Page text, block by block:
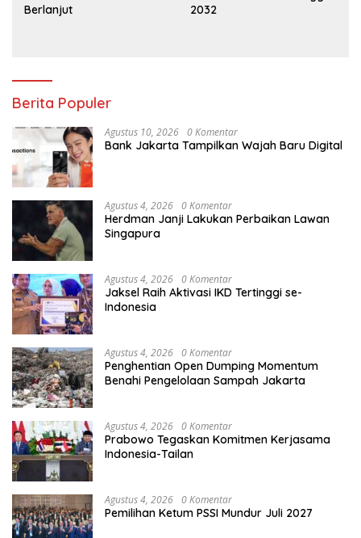
Berlanjut
2032
Berita Populer
Agustus 10, 2026 0 Komentar
Bank Jakarta Tampilkan Wajah Baru Digital
Agustus 4, 2026 0 Komentar
Herdman Janji Lakukan Perbaikan Lawan
Singapura
Agustus 4, 2026 0 Komentar
Jaksel Raih Aktivasi IKD Tertinggi se-
Indonesia
Agustus 4, 2026 0 Komentar
Penghentian Open Dumping Momentum
Benahi Pengelolaan Sampah Jakarta
Agustus 4, 2026 0 Komentar
Prabowo Tegaskan Komitmen Kerjasama
Indonesia-Tailan
Agustus 4, 2026 0 Komentar
Pemilihan Ketum PSSI Mundur Juli 2027